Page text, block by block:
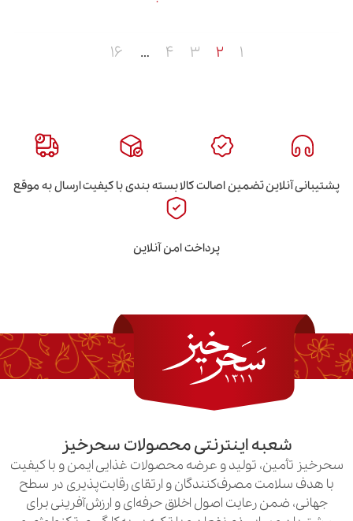
۴ … ۱۶
تضمین اصالت کالابسته بندی با کیفیت ارسال به موقع
پرداخت امن آنلاین
اینترنتی محصولات سحرخیز
تولید و عرضه محصولات غذایی ایمن و با کیفیت
مصرف‌کنندگان و ارتقای رقابت‌پذیری در سطح
رعایت اصول اخلاق حرفه‌ای و ارزش‌آفرینی برای